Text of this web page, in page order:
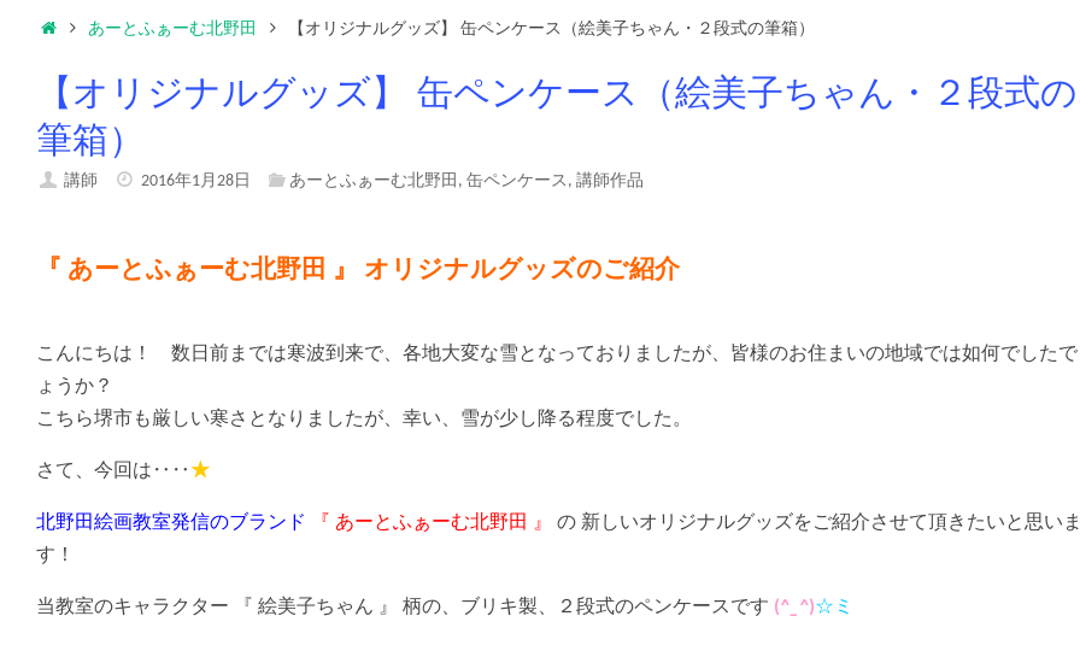
ホ
ム
あーとふぁーむ北野田 【オリジナルグッズ】 缶ペンケース（絵美子ちゃん・２段式の筆箱）
【オリジナルグッズ】 缶ペンケース（絵美子ちゃん・２段式の
筆箱）
講師 2016年1月28日 あーとふぁーむ北野田 , 缶ペンケース , 講師作品
『 あーとふぁーむ北野田 』 オリジナルグッズのご紹介
こんにちは！ 数日前までは寒波到来で、各地大変な雪となっておりましたが、皆様のお住まいの地域では如何でした
ょうか？
こちら堺市も厳しい寒さとなりましたが、幸い、雪が少し降る程度でした。
さて、今回は‥‥★
北野田絵画教室発信のブランド 『 あーとふぁーむ北野田 』
の 新しいオリジナルグッズをご紹介させて頂きたいと思い
す！
当教室のキャラクター 『 絵美子ちゃん 』 柄の、ブリキ製、２段式のペンケースです (^_^)☆ミ